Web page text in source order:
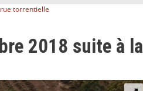
torrentielle
2018 suite à la